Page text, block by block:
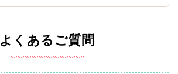
よくあるご質問